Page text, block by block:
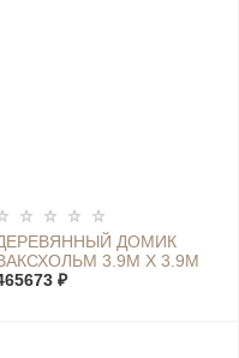
ДОМИК
3.9М Х 3.9М
₽